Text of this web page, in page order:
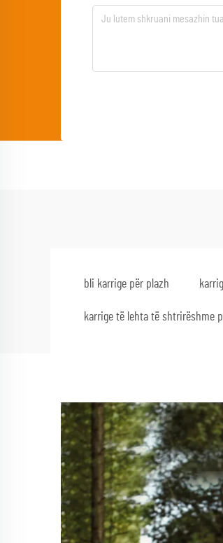
bli karrige për plazh
karrige të lehta të shtrirëshme